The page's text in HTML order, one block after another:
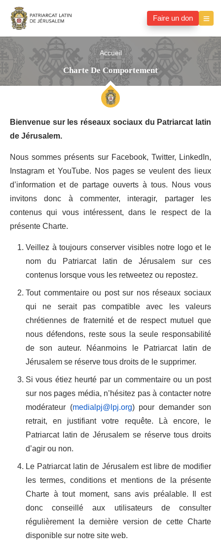
Faire un don
Accueil
Charte De Comportement
Bienvenue sur les réseaux sociaux du Patriarcat latin
de Jérusalem.
Nous sommes présents sur Facebook, Twitter, LinkedIn,
Instagram et YouTube. Nos pages se veulent des lieux
d’information et de partage ouverts à tous. Nous vous
invitons donc à commenter, interagir, partager les
contenus qui vous intéressent, dans le respect de la
présente Charte.
Veillez à toujours conserver visibles notre logo et le
nom du Patriarcat latin de Jérusalem sur ces
contenus lorsque vous les retweetez ou repostez.
Tout commentaire ou post sur nos réseaux sociaux
qui ne serait pas compatible avec les valeurs
chrétiennes de fraternité et de respect mutuel que
nous défendons, reste sous la seule responsabilité
de son auteur. Néanmoins le Patriarcat latin de
Jérusalem se réserve tous droits de le supprimer.
Si vous étiez heurté par un commentaire ou un post
sur nos pages média, n’hésitez pas à contacter notre
modérateur (medialpj@lpj.org) pour demander son
retrait, en justifiant votre requête. Là encore, le
Patriarcat latin de Jérusalem se réserve tous droits
d’agir ou non.
Le Patriarcat latin de Jérusalem est libre de modifier
les termes, conditions et mentions de la présente
Charte à tout moment, sans avis préalable. Il est
donc conseillé aux utilisateurs de consulter
régulièrement la dernière version de cette Charte
disponible sur notre site web.